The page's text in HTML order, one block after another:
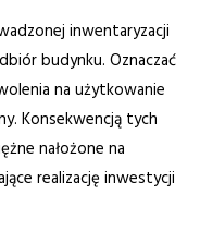
inwentaryzacji
budynku. Oznaczać
na użytkowanie
Konsekwencją tych
nałożone na
realizację inwestycji